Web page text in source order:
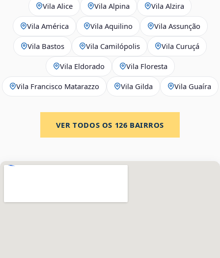
Vila Alice Vila Alpina Vila Alzira
Vila América Vila Aquilino Vila Assunção
Vila Bastos Vila Camilópolis Vila Curuçá
Vila Eldorado Vila Floresta
Vila Francisco Matarazzo Vila Gilda Vila Guaíra
VER TODOS OS 126 BAIRROS